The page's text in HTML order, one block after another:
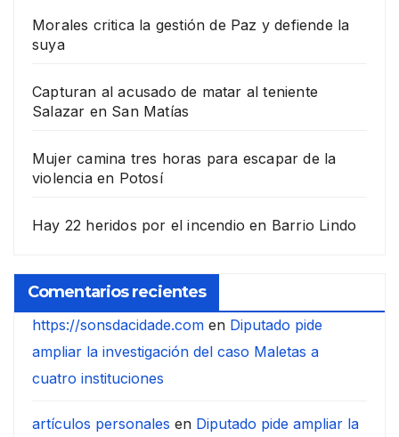
Morales critica la gestión de Paz y defiende la
suya
Capturan al acusado de matar al teniente
Salazar en San Matías
Mujer camina tres horas para escapar de la
violencia en Potosí
Hay 22 heridos por el incendio en Barrio Lindo
Comentarios recientes
https://sonsdacidade.com en Diputado pide
ampliar la investigación del caso Maletas a
cuatro instituciones
artículos personales en Diputado pide ampliar la